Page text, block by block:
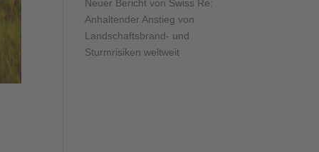
Neuer Bericht von Swiss Re:
Anhaltender Anstieg von
Landschaftsbrand- und
Sturmrisiken weltweit